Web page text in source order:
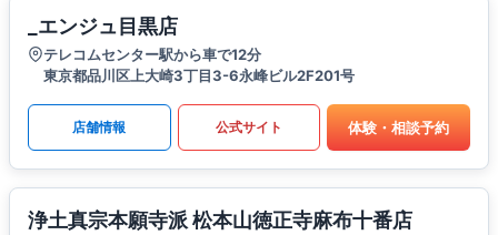
_エンジュ目黒店
テレコムセンター駅から車で12分
東京都品川区上大崎3丁目3-6永峰ビル2F201号
店舗情報 公式サイト 体験・相談予約
浄土真宗本願寺派 松本山徳正寺麻布十番店